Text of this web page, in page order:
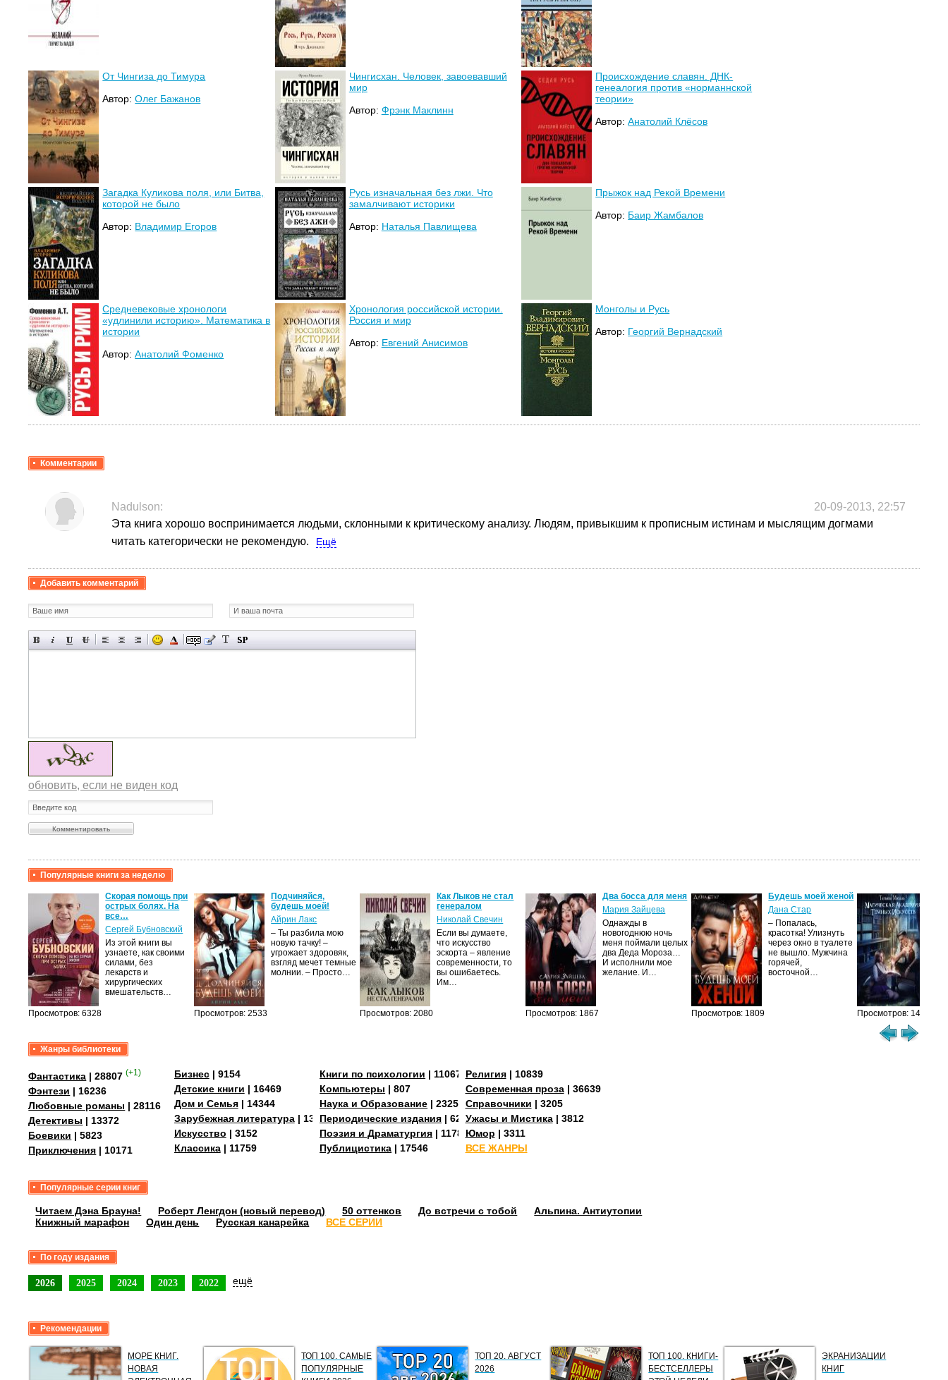
От Чингиза до Тимура
Автор:Олег Бажанов
Чингисхан. Человек, завоевавший
мир
Автор: Фрэнк Маклинн
Происхождение славян. ДНК-
генеалогия против «норманнской
теории»
Автор:Анатолий Клёсов
Загадка Куликова поля, или Битва,
которой не было
Автор: Владимир Егоров
Русь изначальная без лжи. Что
замалчивают историки
Автор: Наталья Павлищева
Прыжок над Рекой Времени
Автор: Баир Жамбалов
Средневековые хронологи
«удлинили историю». Математика в
истории
Автор:Анатолий Фоменко
Хронология российской истории.
Россия и мир
Автор: Евгений Анисимов
Монголы и Русь
Автор: Георгий Вернадский
Комментарии
Nadulson:
20-09-2013, 22:57
Эта книга хорошо воспринимается людьми, склонными к критическому анализу. Людям, привыкшим к прописным истинам и мыслящим догмами
читать категорически не рекомендую.
Ещё
Добавить комментарий
обновить, если не виден код
Популярные книги за неделю
Просмотров: 6328
Скорая помощь при
острых болях. На
все…
Сергей Бубновский
Из этой книги вы
узнаете, как своими
силами, без
лекарств и
хирургических
вмешательств…
Просмотров: 2533
Подчиняйся,
будешь моей!
Айрин Лакс
– Ты разбила мою
новую тачку! –
угрожает здоровяк,
взгляд мечет темные
молнии. – Просто…
Просмотров: 2080
Как Лыков не стал
генералом
Николай Свечин
Если вы думаете,
что искусство
эскорта – явление
современности, то
вы ошибаетесь.
Им…
Просмотров: 1867
Два босса для меня
Мария Зайцева
Однажды в
новогоднюю ночь
меня поймали целых
два Деда Мороза…
И исполнили мое
желание. И…
Просмотров: 1809
Будешь моей женой
Дана Стар
– Попалась,
красотка! Улизнуть
через окно в туалете
не вышло. Мужчина
горячей,
восточной…
Просмотров: 1473
Жанры библиотеки
Фантастика | 28807 (+1)
Фэнтези | 16236
Любовные романы | 28116
Детективы | 13372
Боевики | 5823
Приключения | 10171
Бизнес| 9154
Детские книги | 16469
Дом и Семья| 14344
Зарубежная литература| 13273
Искусство | 3152
Классика| 11759
Книги по психологии | 11067
Компьютеры | 807
Наука и Образование | 23255
Периодические издания | 629
Поэзия и Драматургия | 11784
Публицистика | 17546
Религия| 10839
Современная проза| 36639
Справочники | 3205
Ужасы и Мистика| 3812
Юмор | 3311
ВСЕ ЖАНРЫ
Популярные серии книг
Читаем Дэна Брауна! Роберт Ленгдон (новый перевод) 50 оттенков До встречи с тобой
Альпина. Антиутопии
Книжный марафон
Один день Русская канарейка ВСЕ СЕРИИ
По году издания
2026 2025 2024 2023 2022 ещё
Рекомендации
МОРЕ КНИГ.
НОВАЯ
ТОП 100. САМЫЕ
ПОПУЛЯРНЫЕ
ТОП 20. АВГУСТ
2026
ТОП 100. КНИГИ-
БЕСТСЕЛЛЕРЫ
ЭКРАНИЗАЦИИ
КНИГ